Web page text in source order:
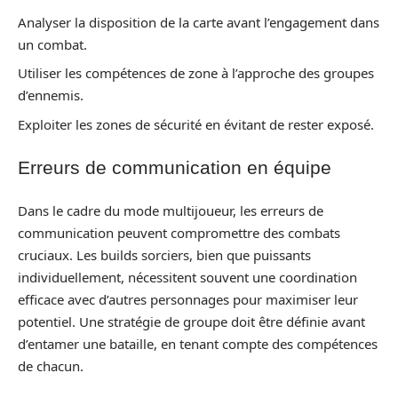
Analyser la disposition de la carte avant l’engagement dans
un combat.
Utiliser les compétences de zone à l’approche des groupes
d’ennemis.
Exploiter les zones de sécurité en évitant de rester exposé.
Erreurs de communication en équipe
Dans le cadre du mode multijoueur, les erreurs de
communication peuvent compromettre des combats
cruciaux. Les builds sorciers, bien que puissants
individuellement, nécessitent souvent une coordination
efficace avec d’autres personnages pour maximiser leur
potentiel. Une stratégie de groupe doit être définie avant
d’entamer une bataille, en tenant compte des compétences
de chacun.